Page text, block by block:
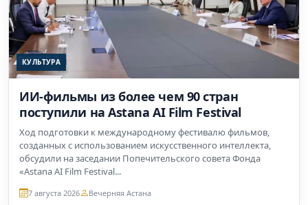
КУЛЬТУРА
ИИ-фильмы из более чем 90 стран
поступили на Astana AI Film Festival
Ход подготовки к международному фестивалю фильмов,
созданных с использованием искусственного интеллекта,
обсудили на заседании Попечительского совета Фонда
«Astana AI Film Festival...
7 августа 2026 Вечерняя Астана